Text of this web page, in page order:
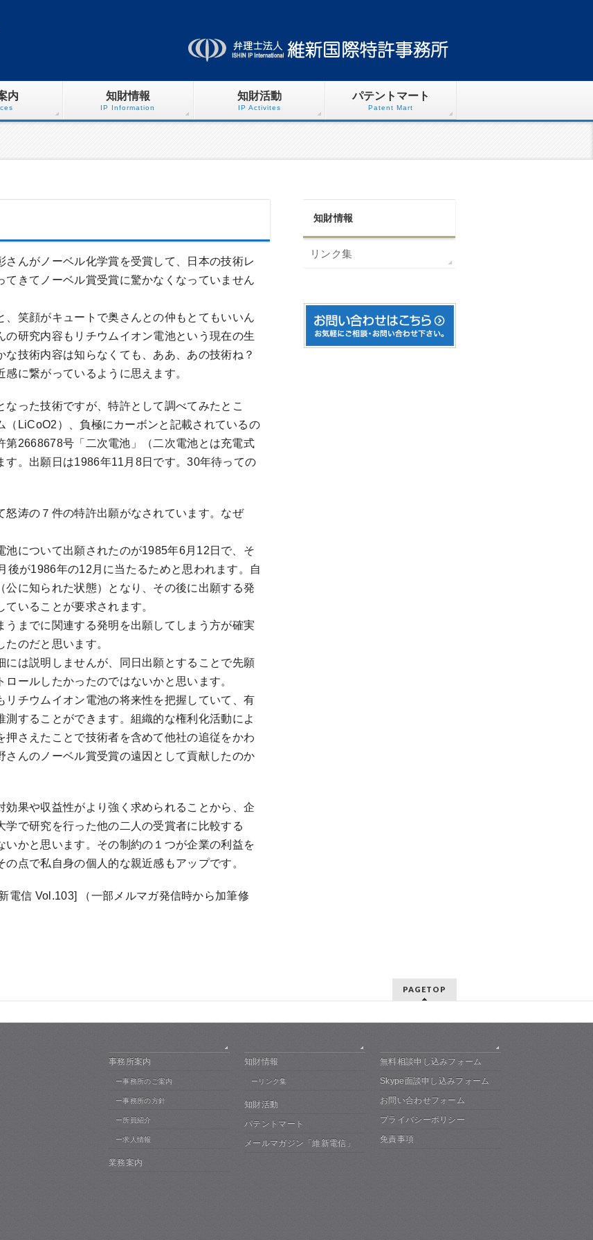
内 知財情報
IP Information
知財活動
IP Activites
パテントマート
Patent Mart
んがノーベル化学賞を受賞して、日本の技術レ
きてノーベル賞受賞に驚かなくなっていません
笑顔がキュートで奥さんとの仲もとてもいいん
研究内容もリチウムイオン電池という現在の生
技術内容は知らなくても、ああ、あの技術ね？
に繋がっているように思えます。
った技術ですが、特許として調べてみたとこ
（LiCoO2）、負極にカーボンと記載されているの
第2668678号「二次電池」（二次電池とは充電式
す。出願日は1986年11月8日です。30年待っての
涛の７件の特許出願がなされています。なぜ
について出願されたのが1985年6月12日で、そ
後が1986年の12月に当たるためと思われます。自
に知られた状態）となり、その後に出願する発
いることが要求されます。
までに関連する発明を出願してしまう方が確実
のだと思います。
は説明しませんが、同日出願とすることで先願
ールしたかったのではないかと思います。
チウムイオン電池の将来性を把握していて、有
することができます。組織的な権利化活動によ
押さえたことで技術者を含めて他社の追従をかわ
んのノーベル賞受賞の遠因として貢献したのか
果や収益性がより強く求められることから、企
で研究を行った他の二人の受賞者に比較する
いかと思います。その制約の１つが企業の利益を
点で私自身の個人的な親近感もアップです。
電信 Vol.103] （一部メルマガ発信時から加筆修
知財情報
リンク集
PAGETOP
事務所案内
ー事務所のご案内
ー事務所の方針
ー所員紹介
ー求人情報
業務案内
知財情報
ーリンク集
知財活動
パテントマート
メールマガジン「維新電信」
無料相談申し込みフォーム
Skype面談申し込みフォーム
お問い合わせフォーム
プライバシーポリシー
免責事項